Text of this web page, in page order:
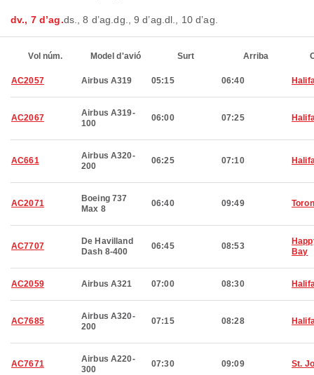
dv., 7 d’ag.ds., 8 d’ag.dg., 9 d’ag.dl., 10 d’ag.
Vol núm. Model d'avió Surt Arriba
AC2057 Airbus A319 05:15 06:40
AC2067
Airbus A319-
100
06:00 07:25
AC661
Airbus A320-
200
06:25 07:10
AC2071
Boeing 737
Max 8
06:40 09:49
AC7707
De Havilland
Dash 8-400
06:45 08:53
Bay
AC2059 Airbus A321 07:00 08:30
AC7685
Airbus A320-
200
07:15 08:28
AC7671
Airbus A220-
300
07:30 09:09 St.